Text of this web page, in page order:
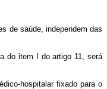
de saúde, independem das
do item I do artigo 11, será
hospitalar fixado para o